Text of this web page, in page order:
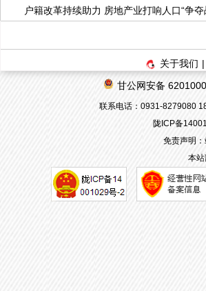
户籍改革持续助力 房地产业打响人口“争夺
关于我们 |
甘公网安备
联系电话：0931-8279080
陇ICP备
免责声明
本